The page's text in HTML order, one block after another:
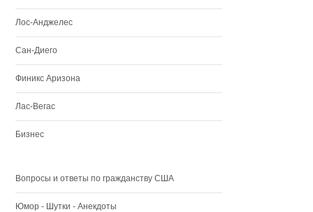
Лос-Анджелес
Сан-Диего
Финикс Аризона
Лас-Вегас
Бизнес
Вопросы и ответы по гражданству США
Юмор - Шутки - Анекдоты